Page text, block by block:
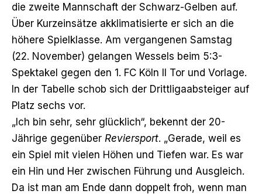
die zweite Mannschaft der Schwarz-Gelben auf.
Über Kurzeinsätze akklimatisierte er sich an die
höhere Spielklasse. Am vergangenen Samstag
(22. November) gelangen Wessels beim 5:3-
Spektakel gegen den 1. FC Köln II Tor und Vorlage.
In der Tabelle schob sich der Drittligaabsteiger auf
Platz sechs vor.
„Ich bin sehr, sehr glücklich“, bekennt der 20-
Jährige gegenüber Reviersport. „Gerade, weil es
ein Spiel mit vielen Höhen und Tiefen war. Es war
ein Hin und Her zwischen Führung und Ausgleich.
Da ist man am Ende dann doppelt froh, wenn man